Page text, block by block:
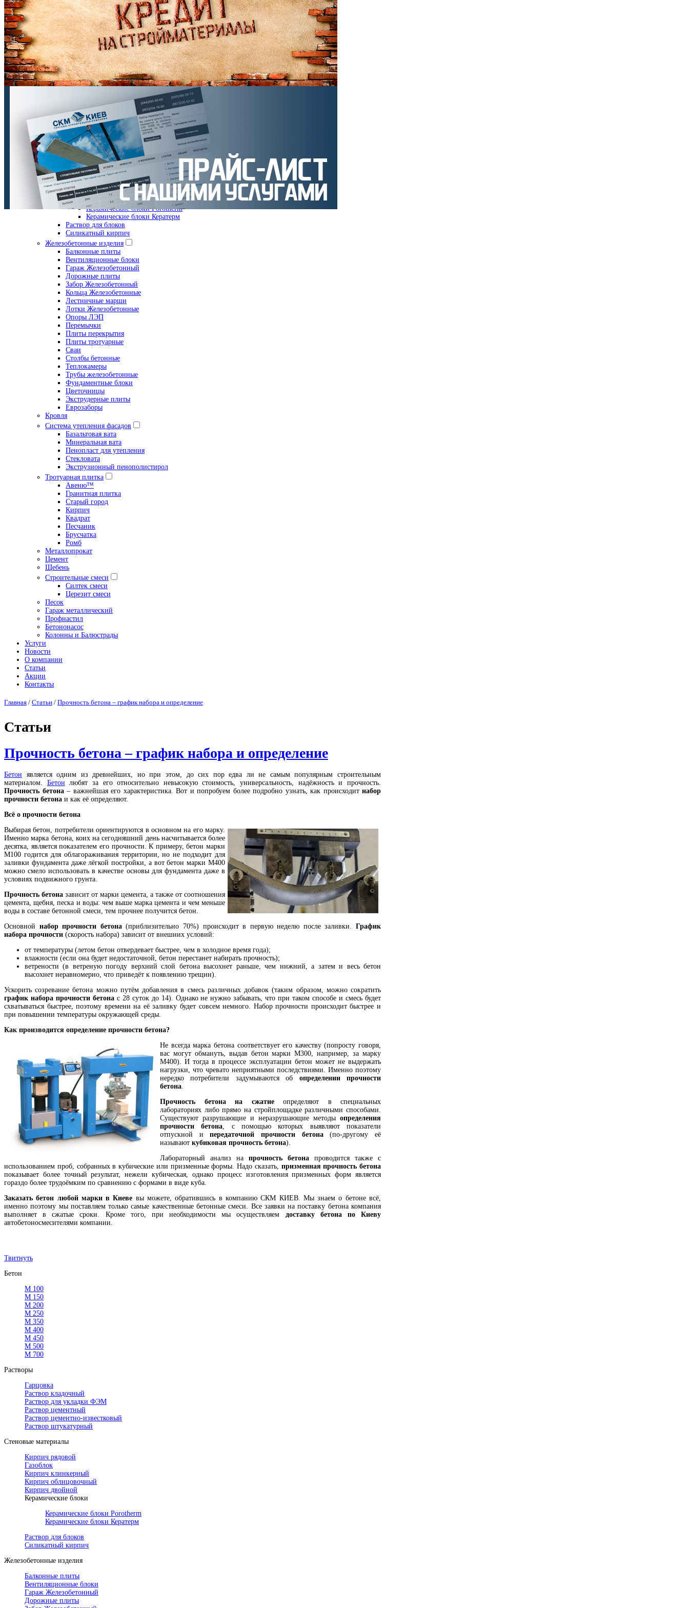
Бетон
М 100
М 150
М 200
М 250
М 350
М 400
М 450
М 500
М 700
Раствор кладочный
Раствор для укладки ФЭМ
Раствор цементный
Раствор цементно-известковый
Раствор штукатурный
Стеновые материалы
Кирпич рядовой
Газоблок
Кирпич клинкерный
Кирпич облицовочный
Кирпич двойной
Керамические блоки
Керамические блоки Porotherm
Керамические блоки Кератерм
Раствор для блоков
Силикатный кирпич
Железобетонные изделия
Балконные плиты
Вентиляционные блоки
Гараж Железобетонный
Дорожные плиты
Забор Железобетонный
Кольца Железобетонные
Лестничные марши
Лотки Железобетонные
Опоры ЛЭП
Перемычки
Плиты перекрытия
Плиты тротуарные
Сваи
Столбы бетонные
Теплокамеры
Трубы железобетонные
Фундаментные блоки
Цветочницы
Экструдерные плиты
Еврозаборы
Кровля
Система утепления фасадов
Базальтовая вата
Минеральная вата
Пенопласт для утепления
Стекловата
Экструзионный пенополистирол
Тротуарная плитка
Авеню™
Гранитная плитка
Старый город
Кирпич
Квадрат
Песчаник
Брусчатка
Ромб
Металлопрокат
Цемент
Щебень
Строительные смеси
Силтек смеси
Церезит смеси
Песок
Гараж металлический
Профнастил
Бетононасос
Колонны и Балюстрады
Услуги
Новости
О компании
Статьи
Акции
Контакты
Главная / Статьи / Прочность бетона – график набора и определение
Статьи
Прочность бетона – график набора и определение
Бетон является одним из древнейших, но при этом, до сих пор едва ли не самым популярным строительным
материалом. Бетон любят за его относительно невысокую стоимость, универсальность, надёжность и прочность.
Прочность бетона– важнейшая его характеристика. Вот и попробуем более подробно узнать, как происходит набор
прочности бетона и как её определяют.
Всё о прочности бетона
Выбирая бетон, потребители ориентируются в основном на его марку.
Именно марка бетона, коих на сегодняшний день насчитывается более
десятка, является показателем его прочности. К примеру, бетон марки
М100 годится для облагораживания территории, но не подходит для
заливки фундамента даже лёгкой постройки, а вот бетон марки М400
можно смело использовать в качестве основы для фундамента даже в
условиях подвижного грунта.
Прочность бетона зависит от марки цемента, а также от соотношения
цемента, щебня, песка и воды: чем выше марка цемента и чем меньше
воды в составе бетонной смеси, тем прочнее получится бетон.
Основной набор прочности бетона(приблизительно 70%) происходит в первую неделю после заливки.График
набора прочности (скорость набора) зависит от внешних условий:
от температуры (летом бетон отвердевает быстрее, чем в холодное время года);
влажности (если она будет недостаточной, бетон перестанет набирать прочность);
ветрености (в ветреную погоду верхний слой бетона высохнет раньше, чем нижний, а затем и весь бетон
высохнет неравномерно, что приведёт к появлению трещин).
Ускорить созревание бетона можно путём добавления в смесь различных добавок (таким образом, можно сократить
график набора прочности бетонас 28 суток до 14). Однако не нужно забывать, что при таком способе и смесь будет
схватываться быстрее, поэтому времени на её заливку будет совсем немного. Набор прочности происходит быстрее и
при повышении температуры окружающей среды.
Как производится определение прочности бетона?
Не всегда марка бетона соответствует его качеству (попросту говоря,
вас могут обмануть, выдав бетон марки М300, например, за марку
М400). И тогда в процессе эксплуатации бетон может не выдержать
нагрузки, что чревато неприятными последствиями. Именно поэтому
нередко потребители задумываются об определении прочности
бетона.
Прочность бетона на сжатиеопределяют в специальных
лабораториях либо прямо на стройплощадке различными способами.
Существуют разрушающие и неразрушающие методы определения
прочности бетона, с помощью которых выявляют показатели
отпускной ипередаточной прочности бетона(по-другому её
называют кубиковая прочность бетона).
Лабораторный анализ на прочность бетона проводится также с
использованием проб, собранных в кубические или призменные формы. Надо сказать, призменная прочность бетона
показывает более точный результат, нежели кубическая, однако процесс изготовления призменных форм является
гораздо более трудоёмким по сравнению с формами в виде куба.
Заказать бетон любой марки в Киеве вы можете, обратившись в компанию СКМ КИЕВ. Мы знаем о бетоне всё,
именно поэтому мы поставляем только самые качественные бетонные смеси. Все заявки на поставку бетона компания
выполняет в сжатые сроки. Кроме того, при необходимости мы осуществляем доставку бетона по Киеву
автобетоносмесителями компании.
Твитнуть
Бетон
М 100
М 150
М 200
М 250
М 350
М 400
М 450
М 500
М 700
Растворы
Гарцовка
Раствор кладочный
Раствор для укладки ФЭМ
Раствор цементный
Раствор цементно-известковый
Раствор штукатурный
Стеновые материалы
Кирпич рядовой
Газоблок
Кирпич клинкерный
Кирпич облицовочный
Кирпич двойной
Керамические блоки
Керамические блоки Porotherm
Керамические блоки Кератерм
Раствор для блоков
Силикатный кирпич
Железобетонные изделия
Балконные плиты
Вентиляционные блоки
Гараж Железобетонный
Дорожные плиты